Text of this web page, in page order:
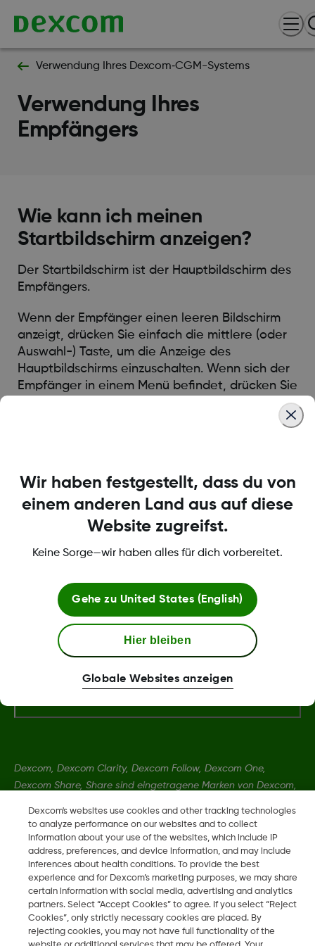
Verwendung Ihres Dexcom‑CGM-Systems
Verwendung Ihres
Empfängers
Wie kann ich meinen
Startbildschirm anzeigen?
Der Startbildschirm ist der Hauptbildschirm des
Empfängers.
Wenn der Empfänger einen leeren Bildschirm
anzeigt, drücken Sie einfach die mittlere (oder
Auswahl-) Taste, um die Anzeige des
Hauptbildschirms einzuschalten. Wenn sich der
Empfänger in einem Menü befindet, drücken Sie
LBL013583 Rev002
Über Dexcom
Mehr Informationen
Dexcom, Dexcom Clarity, Dexcom Follow, Dexcom One,
Dexcom Share, Share sind eingetragene Marken von Dexcom,
eingetragen.
LBL013583 Rev002
2026 Dexcom, Inc. Alle Rechte vorbehalten.
Dexcom's websites use cookies and other tracking technologies
to analyze performance on our websites and to collect
information about your use of the websites, which include IP
address, preferences, and device information, and may include
inferences about health conditions. To provide the best
experience and for Dexcom’s marketing purposes, we may share
certain information with social media, advertising and analytics
partners. Select “Accept Cookies” to agree. If you select “Reject
Cookies”, only strictly necessary cookies are placed. By
rejecting cookies, you may not have full functionality of the
Wir haben festgestellt, dass du von
einem anderen Land aus auf diese
Website zugreifst.
Keine Sorge—wir haben alles für dich vorbereitet.
Gehe zu United States (English)
Hier bleiben
Globale Websites anzeigen